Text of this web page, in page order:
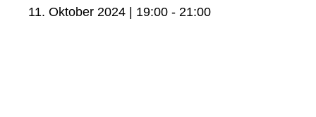
11. Oktober 2024 | 19:00 - 21:00